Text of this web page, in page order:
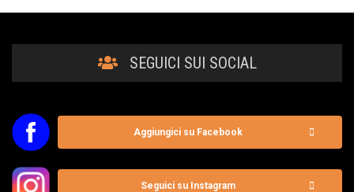
SEGUICI SUI SOCIAL
Aggiungici su Facebook
Seguici su Instagram